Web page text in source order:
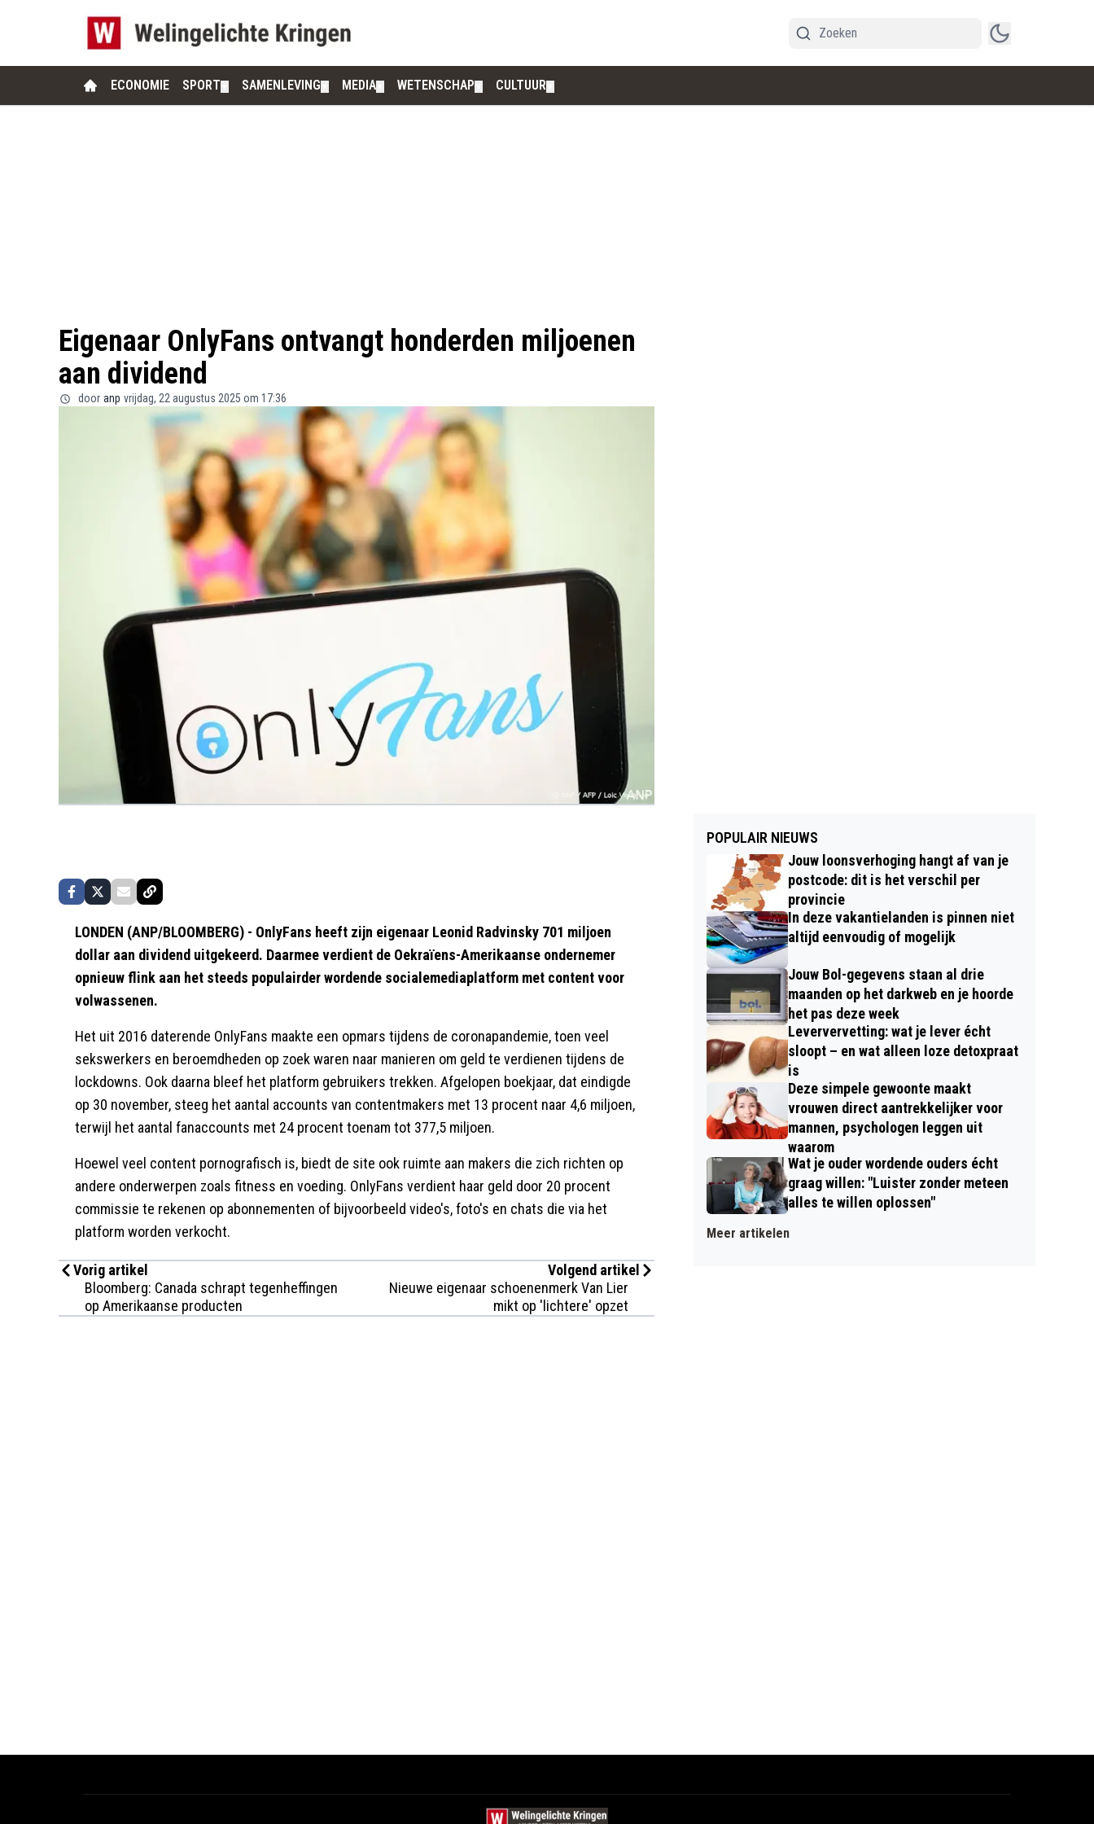
ECONOMIE SPORT SAMENLEVING MEDIA WETENSCHAP CULTUUR
Eigenaar OnlyFans ontvangt honderden miljoenen
aan dividend
door anp vrijdag, 22 augustus 2025 om 17:36
LONDEN (ANP/BLOOMBERG) - OnlyFans heeft zijn eigenaar Leonid Radvinsky 701 miljoen
dollar aan dividend uitgekeerd. Daarmee verdient de Oekraïens-Amerikaanse ondernemer
opnieuw flink aan het steeds populairder wordende socialemediaplatform met content voor
volwassenen.
Het uit 2016 daterende OnlyFans maakte een opmars tijdens de coronapandemie, toen veel
sekswerkers en beroemdheden op zoek waren naar manieren om geld te verdienen tijdens de
lockdowns. Ook daarna bleef het platform gebruikers trekken. Afgelopen boekjaar, dat eindigde
op 30 november, steeg het aantal accounts van contentmakers met 13 procent naar 4,6 miljoen,
terwijl het aantal fanaccounts met 24 procent toenam tot 377,5 miljoen.
Hoewel veel content pornografisch is, biedt de site ook ruimte aan makers die zich richten op
andere onderwerpen zoals fitness en voeding. OnlyFans verdient haar geld door 20 procent
commissie te rekenen op abonnementen of bijvoorbeeld video's, foto's en chats die via het
platform worden verkocht.
Vorig artikel
Bloomberg: Canada schrapt tegenheffingen
op Amerikaanse producten
Volgend artikel
Nieuwe eigenaar schoenenmerk Van Lier
mikt op 'lichtere' opzet
POPULAIR NIEUWS
Jouw loonsverhoging hangt af van je
postcode: dit is het verschil per
provincie
In deze vakantielanden is pinnen niet
altijd eenvoudig of mogelijk
Jouw Bol-gegevens staan al drie
maanden op het darkweb en je hoorde
het pas deze week
Leververvetting: wat je lever écht
sloopt – en wat alleen loze detoxpraat
is
Deze simpele gewoonte maakt
vrouwen direct aantrekkelijker voor
mannen, psychologen leggen uit
waarom
Wat je ouder wordende ouders écht
graag willen: "Luister zonder meteen
alles te willen oplossen"
Meer artikelen